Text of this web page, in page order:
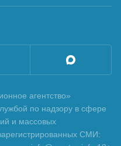
агентство»
по надзору в сфере
и массовых
СМИ: